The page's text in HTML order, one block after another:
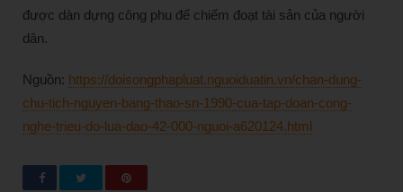
được dàn dựng công phu để chiếm đoạt tài sản của người
dân.
Nguồn: https://doisongphapluat.nguoiduatin.vn/chan-dung-
chu-tich-nguyen-bang-thao-sn-1990-cua-tap-doan-cong-
nghe-trieu-do-lua-dao-42-000-nguoi-a620124.html